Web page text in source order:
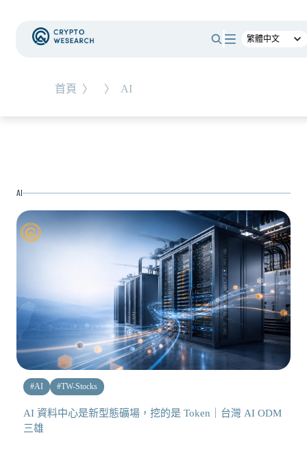
首頁 〉 〉 AI
NEW EVENT
NEW ARTICLES
24/7 不打烊
RWA
AI
#AI #TW-Stocks
AI 資料中心是新型態礦場，挖的是 Token｜台灣 AI ODM
三雄